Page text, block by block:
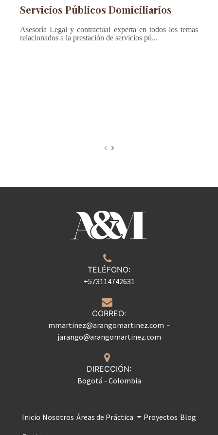
Servicios Públicos Domiciliarios
Asesoría Legal y contractual experta en todos los temas
relacionados a la prestación de servicios pú...
TELÉFONO:
+573114742631
CORREO:
mmartinez@arangomartinez.com -
jarango@arangomartinez.com
DIRECCIÓN:
Bogotá - Colombia
Inicio Nosotros Áreas de Práctica Proyectos Blog